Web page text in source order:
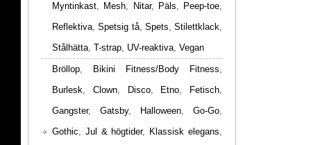
Myntinkast, Mesh, Nitar, Päls, Peep-toe,
Reflektiva,Spetsig tå, Spets, Stilettklack,
Stålhätta, T-strap, UV-reaktiva, Vegan
Bröllop, Bikini Fitness/Body Fitness,
Burlesk, Clown, Disco, Etno, Fetisch,
Gangster, Gatsby, Halloween, Go-Go,
Gothic, Jul & högtider, Klassisk elegans,